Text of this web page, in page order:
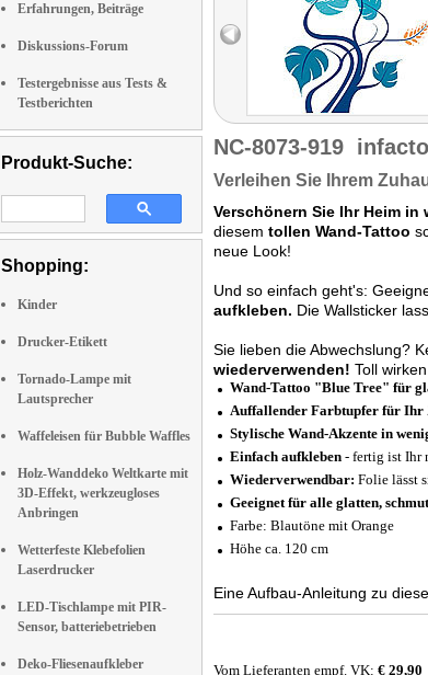
Erfahrungen, Beiträge
Diskussions-Forum
Testergebnisse aus Tests &
Testberichten
Produkt-Suche:
Shopping:
Kinder
Drucker-Etikett
Tornado-Lampe mit
Lautsprecher
Waffeleisen für Bubble Waffles
Holz-Wanddeko Weltkarte mit
3D-Effekt, werkzeugloses
Anbringen
Wetterfeste Klebefolien
Laserdrucker
LED-Tischlampe mit PIR-
Sensor, batteriebetrieben
Deko-Fliesenaufkleber
NC-8073-919
Verleihen Sie Ihrem
Verschönern Sie Ihr Heim in
diesem tollen Wand-Tattoo
neue Look!
Und so einfach geht's:
aufkleben. Die Wallsticker
Sie lieben die Abwechslung?
wiederverwenden! Toll
Wand-Tattoo "Blue Tree" für
Auffallender Farbtupfer für Ihr
Stylische Wand-Akzente in
Einfach aufkleben - fertig ist Ihr
Wiederverwendbar: Folie lässt
Geeignet für alle glatten,
Farbe: Blautöne mit Orange
Höhe ca. 120 cm
Eine Aufbau-Anleitung zu
Vom Lieferanten empf. VK: € 29,90